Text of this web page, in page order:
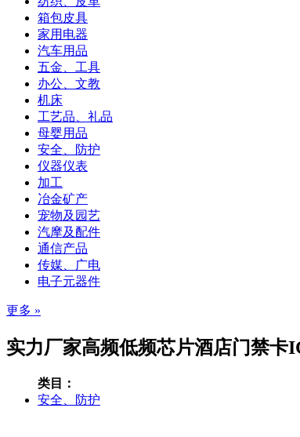
箱包皮具
家用电器
汽车用品
五金、工具
办公、文教
机床
工艺品、礼品
母婴用品
安全、防护
仪器仪表
加工
冶金矿产
宠物及园艺
汽摩及配件
通信产品
传媒、广电
电子元器件
更多 »
实力厂家高频低频芯片酒店门禁卡
类目：
安全、防护